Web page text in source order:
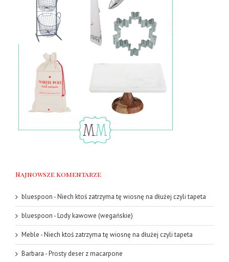
Najnowsze komentarze
bluespoon -Niech ktoś zatrzyma tę wiosnę na dłużej czyli tapeta
bluespoon -Lody kawowe (wegańskie)
Meble -Niech ktoś zatrzyma tę wiosnę na dłużej czyli tapeta
Barbara -Prosty deser z macarpone